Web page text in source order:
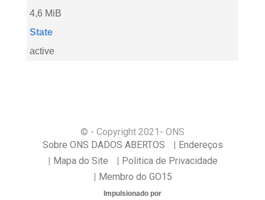
4,6 MiB
State
active
© - Copyright 2021 - ONS
Sobre ONS DADOS ABERTOS
Endereços
Mapa do Site
Politica de Privacidade
Membro do GO15
Impulsionado por